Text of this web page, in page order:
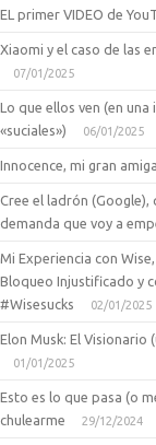
EL primer VIDEO de
Xiaomi y el caso de las
07/01/2025
Lo que ellos ven (en
«suciales»)
06/01/2025
Innocence, mi gran
Cree el ladrón
demanda que voy a
Mi Experiencia con
Bloqueo Injustificado y
#Wisesucks
02/01/2025
Elon Musk: El
01/01/2025
Esto es lo que pasa (o
chulearme
29/12/2024